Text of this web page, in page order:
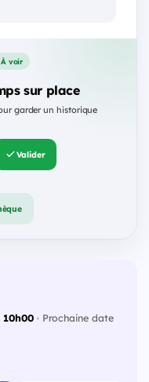
À voir
sur place
garder un historique
Valider
10h00· Prochaine date